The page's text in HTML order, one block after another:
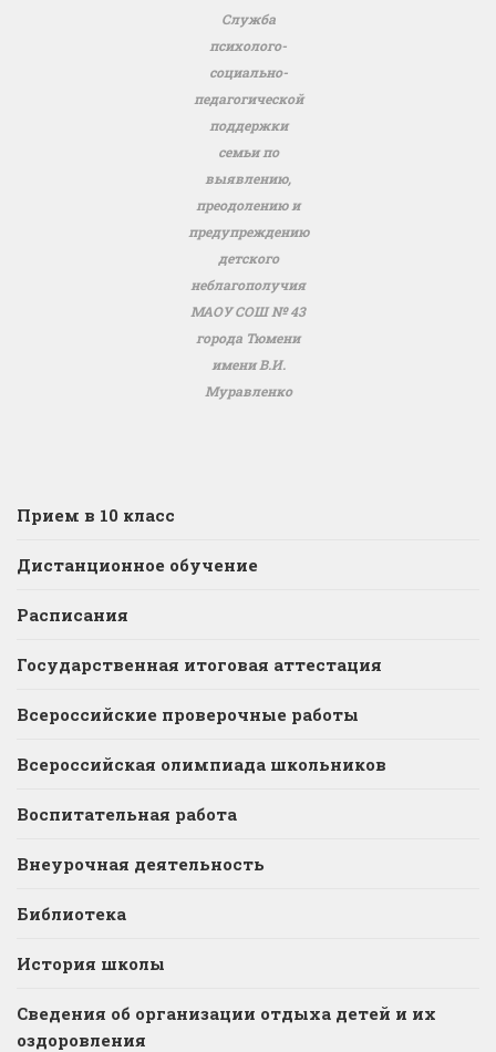
Служба
психолого-
социально-
педагогической
поддержки
семьи по
выявлению,
преодолению и
предупреждению
детского
неблагополучия
МАОУ СОШ № 43
города Тюмени
имени В.И.
Муравленко
Прием в 10 класс
Дистанционное обучение
Расписания
Государственная итоговая аттестация
Всероссийские проверочные работы
Всероссийская олимпиада школьников
Воспитательная работа
Внеурочная деятельность
Библиотека
История школы
Сведения об организации отдыха детей и их
оздоровления